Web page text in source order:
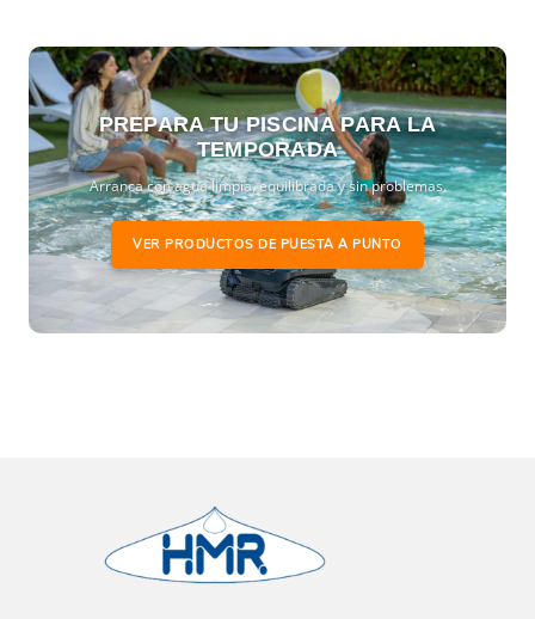
PREPARA TU PISCINA PARA LA
TEMPORADA
Arranca con agua limpia, equilibrada y sin problemas.
VER PRODUCTOS DE PUESTA A PUNTO